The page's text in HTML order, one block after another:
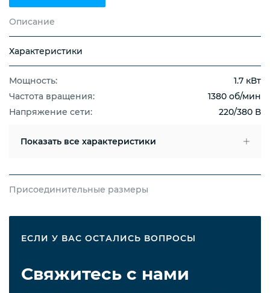
Описание
Характеристики
Мощность:
1.7 кВт
Частота вращения:
1380 об/мин
Напряжение сети:
220/380 В
Показать все характеристики
Присоединительные размеры
ЕСЛИ У ВАС ОСТАЛИСЬ ВОПРОСЫ
Свяжитесь с нами